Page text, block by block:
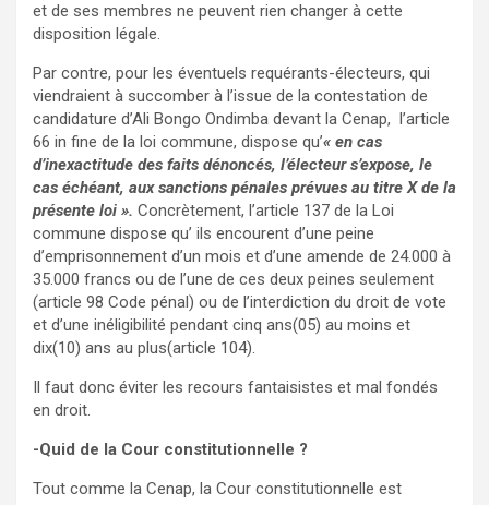
et de ses membres ne peuvent rien changer à cette
disposition légale.
Par contre, pour les éventuels requérants-électeurs, qui
viendraient à succomber à l’issue de la contestation de
candidature d’Ali Bongo Ondimba devant la Cenap, l’article
66 in fine de la loi commune, dispose qu’« en cas
d’inexactitude des faits dénoncés, l’électeur s’expose, le
cas échéant, aux sanctions pénales prévues au titre X de la
présente loi ». Concrètement, l’article 137 de la Loi
commune dispose qu’ ils encourent d’une peine
d’emprisonnement d’un mois et d’une amende de 24.000 à
35.000 francs ou de l’une de ces deux peines seulement
(article 98 Code pénal) ou de l’interdiction du droit de vote
et d’une inéligibilité pendant cinq ans(05) au moins et
dix(10) ans au plus(article 104).
Il faut donc éviter les recours fantaisistes et mal fondés
en droit.
-Quid de la Cour constitutionnelle ?
Tout comme la Cenap, la Cour constitutionnelle est